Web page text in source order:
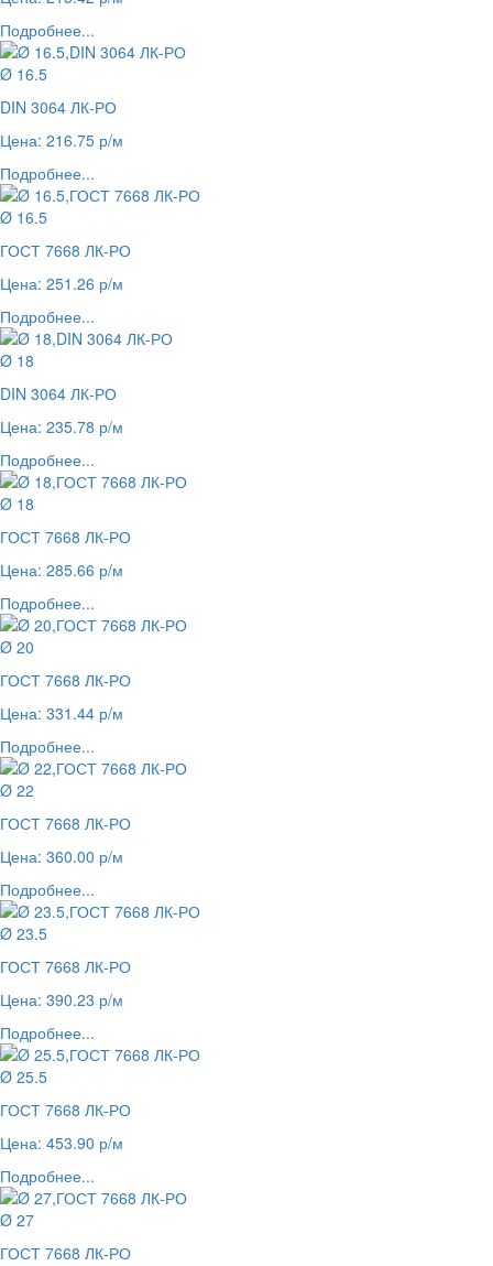
Подробнее...
Ø 16.5
DIN 3064 ЛК-РО
Цена: 216.75 р/м
Подробнее...
Ø 16.5
ГОСТ 7668 ЛК-РО
Цена: 251.26 р/м
Подробнее...
Ø 18
DIN 3064 ЛК-РО
Цена: 235.78 р/м
Подробнее...
Ø 18
ГОСТ 7668 ЛК-РО
Цена: 285.66 р/м
Подробнее...
Ø 20
ГОСТ 7668 ЛК-РО
Цена: 331.44 р/м
Подробнее...
Ø 22
ГОСТ 7668 ЛК-РО
Цена: 360.00 р/м
Подробнее...
Ø 23.5
ГОСТ 7668 ЛК-РО
Цена: 390.23 р/м
Подробнее...
Ø 25.5
ГОСТ 7668 ЛК-РО
Цена: 453.90 р/м
Подробнее...
Ø 27
ГОСТ 7668 ЛК-РО